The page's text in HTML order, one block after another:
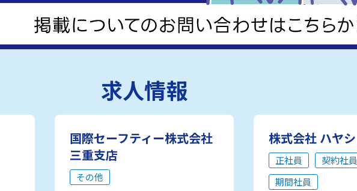
求人情報
国際セーフティー株式会社
三重支店
その他
株式会社 ハヤシ
正社員
契約社員
期間社員